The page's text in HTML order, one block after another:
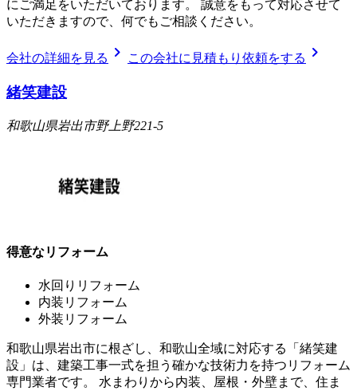
にご満足をいただいております。 誠意をもって対応させて
いただきますので、何でもご相談ください。
会社の詳細を見る chevron_right この会社に見積もり依頼をする chevron_right
緒笑建設
和歌山県岩出市野上野221-5
得意なリフォーム
水回りリフォーム
内装リフォーム
外装リフォーム
和歌山県岩出市に根ざし、和歌山全域に対応する「緒笑建
設」は、建築工事一式を担う確かな技術力を持つリフォーム
専門業者です。 水まわりから内装、屋根・外壁まで、住ま